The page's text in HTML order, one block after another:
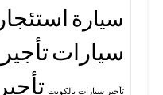
سيارة
سيارات
تأجير سيارات بالكويت